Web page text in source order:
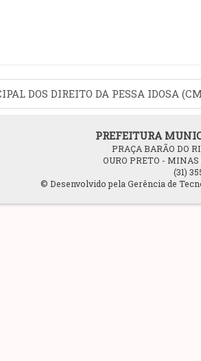
DOS DIREITO DA PESSA IDOSA
PREFEITURA
PRAÇA BARÃO DO
OURO PRETO - MINAS
(31)
© Desenvolvido pela Gerência de